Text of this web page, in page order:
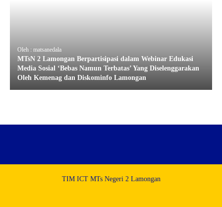
Oleh : matsanedala
MTsN 2 Lamongan Berpartisipasi dalam Webinar Edukasi
Media Sosial ‘Bebas Namun Terbatas’ Yang Diselenggarakan
Oleh Kemenag dan Diskominfo Lamongan
TIM ICT MTs Negeri 2 Lamongan